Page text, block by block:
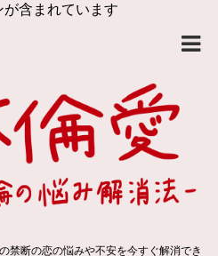
含まれています
禁断の恋の悩みや不安を今すぐ解消でき